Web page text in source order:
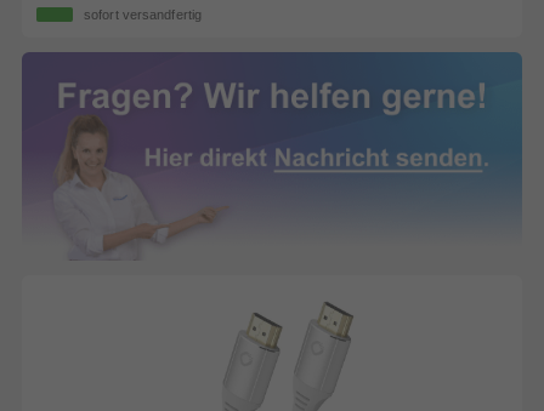
sofort versandfertig